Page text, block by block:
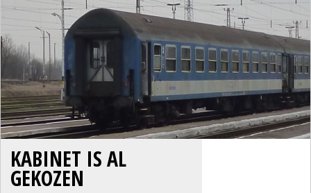
KABINET IS AL
GEKOZEN